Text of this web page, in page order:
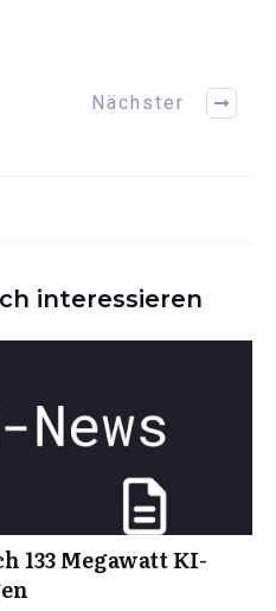
Nächster
interessieren
133 Megawatt KI-